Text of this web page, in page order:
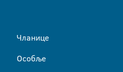
Чланице
Особље